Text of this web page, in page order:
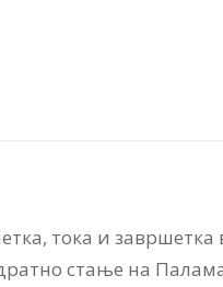
тока и
стање на